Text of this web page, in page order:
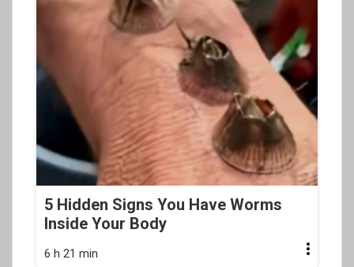
5 Hidden Signs You Have Worms
Inside Your Body
6 h 21 min